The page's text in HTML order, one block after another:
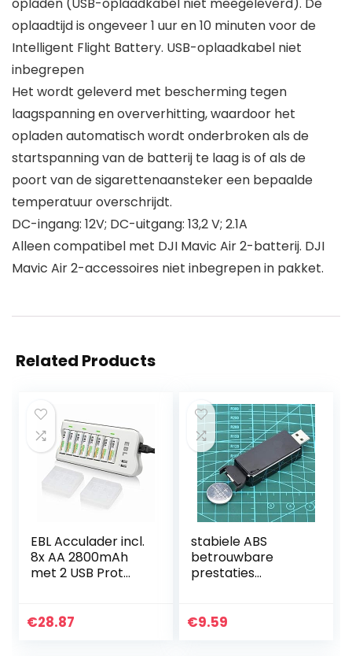
opladen (USB-oplaadkabel niet meegeleverd). De
oplaadtijd is ongeveer 1 uur en 10 minuten voor de
Intelligent Flight Battery. USB-oplaadkabel niet
inbegrepen
Het wordt geleverd met bescherming tegen
laagspanning en oververhitting, waardoor het
opladen automatisch wordt onderbroken als de
startspanning van de batterij te laag is of als de
poort van de sigarettenaansteker een bepaalde
temperatuur overschrijdt.
DC-ingang: 12V; DC-uitgang: 13,2 V; 2.1A
Alleen compatibel met DJI Mavic Air 2-batterij. DJI
Mavic Air 2-accessoires niet inbegrepen in pakket.
Related Products
EBL Acculader incl.
8x AA 2800mAh
met 2 USB Prot
accu, universele
€28.87
stabiele ABS
betrouwbare
prestaties
Knoopbatterijlader
€9.59